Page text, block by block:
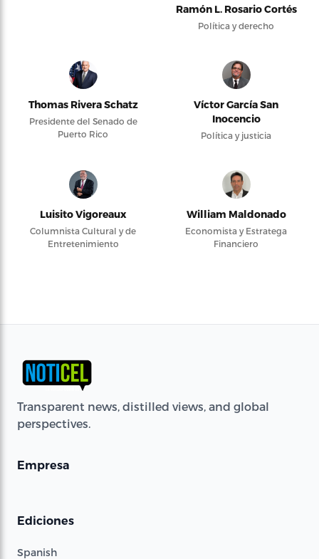
Ramón L. Rosario Cortés
Política y derecho
Thomas Rivera Schatz
Presidente del Senado de
Puerto Rico
Víctor García San
Inocencio
Política y justicia
Luisito Vigoreaux
Columnista Cultural y de
Entretenimiento
William Maldonado
Economista y Estratega
Financiero
Transparent news, distilled views, and global
perspectives.
Empresa
Ediciones
Spanish